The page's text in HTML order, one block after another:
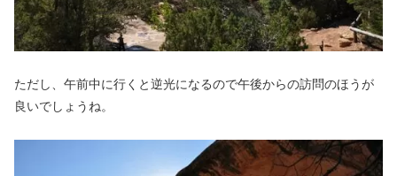
ただし、午前中に行くと逆光になるので午後からの訪問のほうが
良いでしょうね。